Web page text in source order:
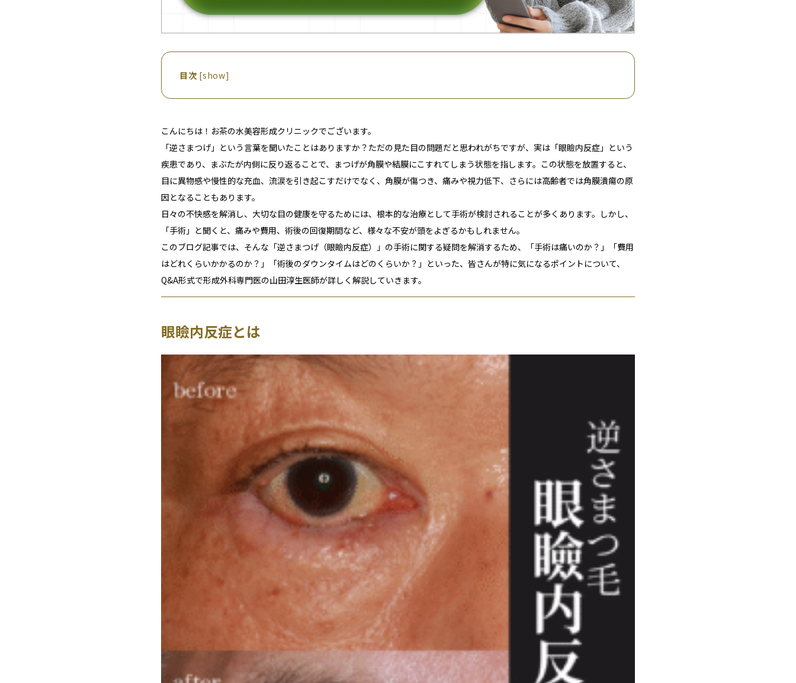
目次 [show]
こんにちは！お茶の水美容形成クリニックでございます。
「逆さまつげ」という言葉を聞いたことはありますか？ただの見た目の問題だと思われがちですが、実は「眼瞼内反症 」という
疾患であり、まぶたが内側に反り返ることで、まつげが角膜や結膜にこすれてしまう状態を指します。この状態を放置すると、
目に異物感や慢性的な充血、流涙を引き起こすだけでなく、 角膜が傷つき、痛みや視力低下、さらには高齢者では角膜潰瘍の原
因となる こともあります。
日々の不快感を解消し、大切な目の健康を守るためには、 根本的な治療として手術が検討される ことが多くあります。しかし、
「手術」と聞くと、痛みや費用、術後の回復期間など、様々な不安が頭をよぎるかもしれません。
このブログ記事では、そんな「逆さまつげ（眼瞼内反症）」の手術に関する疑問を解消するため、「手術は痛いのか？」「費用
はどれくらいかかるのか？」「術後のダウンタイムはどのくらいか？」といった、皆さんが特に気になるポイントについて、
Q&A形式で形成外科専門医の山田淳生医師が詳しく解説していきます。
眼瞼内反症とは